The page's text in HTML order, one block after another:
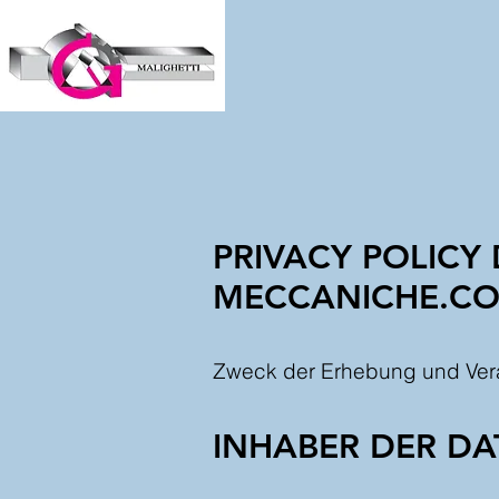
PRIVACY
Zweck der Erhebung und
INHABER DER